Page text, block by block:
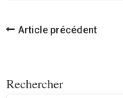
Navigation
Article précédent
Rechercher